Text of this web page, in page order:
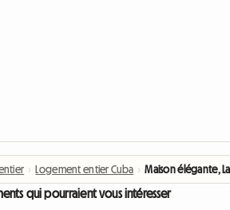
› Logement entier Cuba › Maison élégante,
qui pourraient vous intéresser